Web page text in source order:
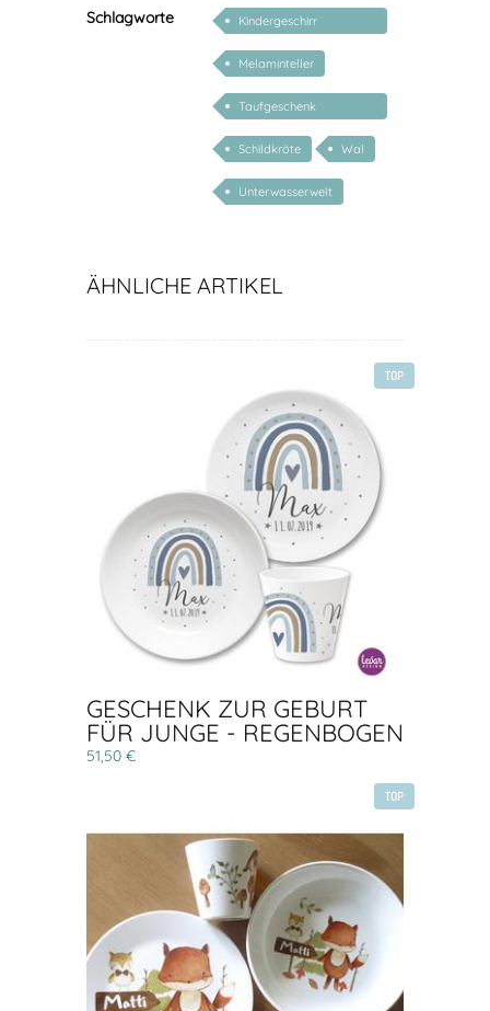
Schlagworte
kinder
Kindergeschirr
personalisiert
Melaminteller
Taufgeschenk
personalisiert
Schildkröte
Wal
Unterwasserwelt
ÄHNLICHE ARTIKEL
TOP
GESCHENK ZUR GEBURT
FÜR JUNGE - REGENBOGEN
51,50 €
TOP